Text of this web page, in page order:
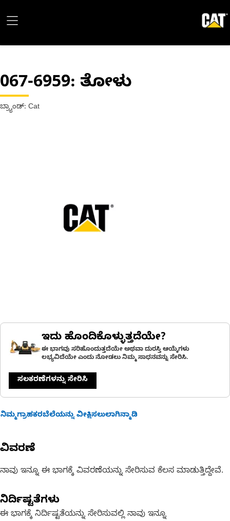
067-6959: ತೋಳು
ಬ್ರ್ಯಾಂಡ್: Cat
ಇದು ಹೊಂದಿಕೊಳ್ಳುತ್ತದೆಯೇ?
ಈ ಭಾಗವು ಸರಿಹೊಂದುತ್ತದೆಯೇ ಅಥವಾ ದುರಸ್ತಿ ಆಯ್ಕೆಗಳು
ಲಭ್ಯವಿದೆಯೇ ಎಂದು ನೋಡಲು ನಿಮ್ಮ ಸಾಧನವನ್ನು ಸೇರಿಸಿ.
ಸಲಕರಣೆಗಳನ್ನು ಸೇರಿಸಿ
ನಿಮ್ಮಗ್ರಾಹಕರಬೆಲೆಯನ್ನು ವೀಕ್ಷಿಸಲುಲಾಗಿನ್ಮಾಡಿ
ವಿವರಣೆ
ನಾವು ಇನ್ನೂ ಈ ಭಾಗಕ್ಕೆ ವಿವರಣೆಯನ್ನು ಸೇರಿಸುವ ಕೆಲಸ ಮಾಡುತ್ತಿದ್ದೇವೆ.
ನಿರ್ದಿಷ್ಟತೆಗಳು
ಈ ಭಾಗಕ್ಕೆ ನಿರ್ದಿಷ್ಟತೆಯನ್ನು ಸೇರಿಸುವಲ್ಲಿ ನಾವು ಇನ್ನೂ